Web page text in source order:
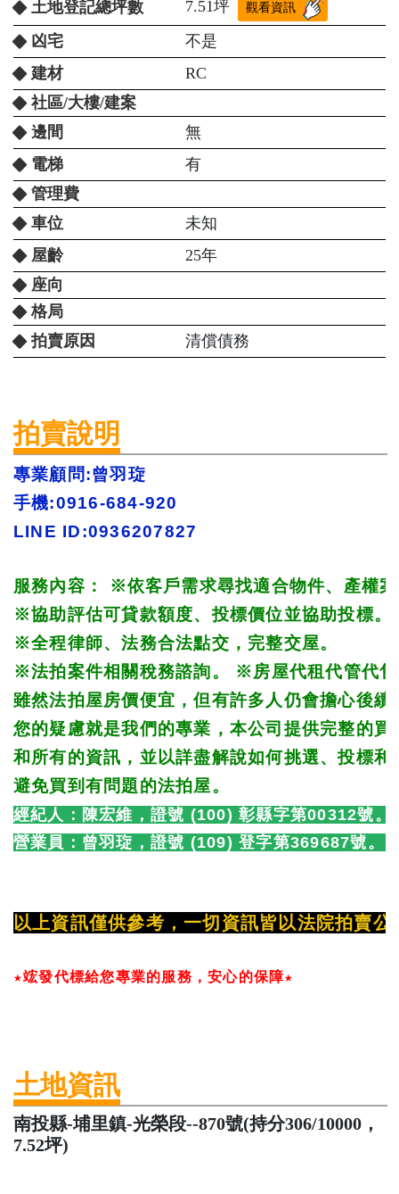
土地登記總坪數
7.51坪 觀看資訊
凶宅
不是
建材
RC
社區/大樓/建案
邊間
無
電梯
有
管理費
車位
未知
屋齡
25年
座向
格局
拍賣原因
清償債務
拍賣說明
專業顧問:曾羽琁
手機:0916-684-920
LINE ID:0936207827
服務內容： ※依客戶需求尋找適合物件、產權
※協助評估可貸款額度、投標價位並協助投標。
※全程律師、法務合法點交，完整交屋。
※法拍案件相關稅務諮詢。 ※ 房屋代租代管代
雖然法拍屋房價便宜，但有許多人仍會擔心後續
您的疑慮就是我們的專業，本公司提供完整的
和所有的資訊，並以詳盡解說如何挑選、投標
避免買到有問題的法拍屋。
經紀人：陳宏維，證號 (100) 彰縣字第00312號。
營業員： 曾羽琁，證號 (109) 登字第369687號
以上資訊僅供參考，一切資訊皆以法院拍賣公
★竤發代標給您專業的服務，安心的保障★
土地資訊
南投縣-埔里鎮-光榮段--870號(持分306/10000，
7.52坪)